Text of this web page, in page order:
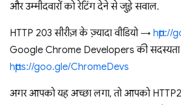
और उम्मीदवारों को रेटिंग देने से जुड़े सवाल.
HTTP 203 सीरीज़ के ज़्यादा वीडियो → http://
Google Chrome Developers की
https://goo.gle/ChromeDevs
अगर आपको यह अच्छा लगा, तो आपको